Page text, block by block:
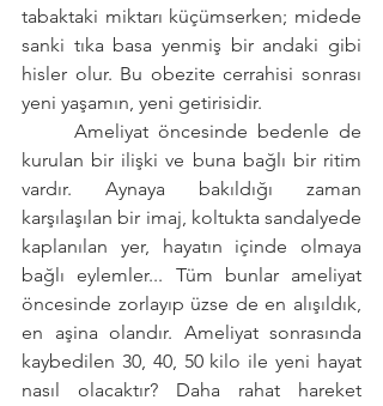
tabaktaki miktarı küçümserken; midede
sanki tıka basa yenmiş bir andaki gibi
hisler olur. Bu obezite cerrahisi sonrası
yeni yaşamın, yeni getirisidir.
kurulan bir ilişki ve buna bağlı bir ritim
vardır. Aynaya bakıldığı zaman
karşılaşılan bir imaj, koltukta sandalyede
kaplanılan yer, hayatın içinde olmaya
bağlı eylemler... Tüm bunlar ameliyat
öncesinde zorlayıp üzse de en alışıldık,
en aşina olandır. Ameliyat sonrasında
kaybedilen 30, 40, 50 kilo ile yeni hayat
nasıl olacaktır? Daha rahat hareket